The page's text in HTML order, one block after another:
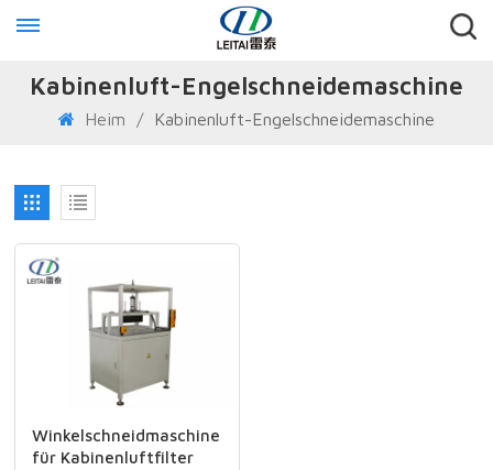
Kabinenluft-Engelschneidemaschine
Heim / Kabinenluft-Engelschneidemaschine
Winkelschneidmaschine
für Kabinenluftfilter